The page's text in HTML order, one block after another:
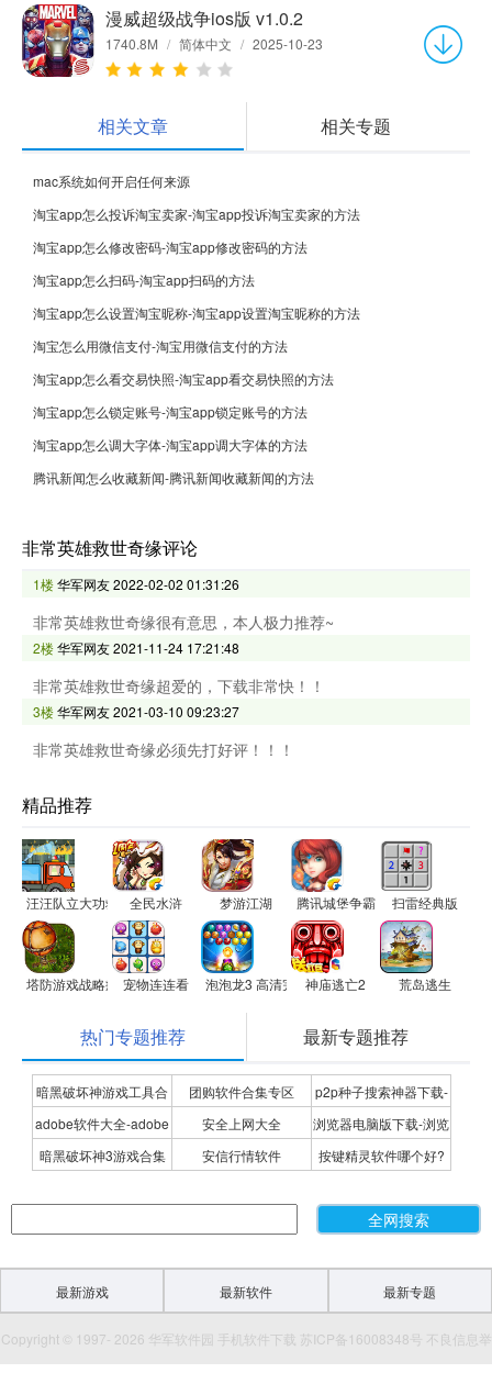
漫威超级战争ios版 v1.0.2
1740.8M / 简体中文 / 2025-10-23
相关文章 相关专题
mac系统如何开启任何来源
淘宝app怎么投诉淘宝卖家-淘宝app投诉淘宝卖家的方法
淘宝app怎么修改密码-淘宝app修改密码的方法
淘宝app怎么扫码-淘宝app扫码的方法
淘宝app怎么设置淘宝昵称-淘宝app设置淘宝昵称的方法
淘宝怎么用微信支付-淘宝用微信支付的方法
淘宝app怎么看交易快照-淘宝app看交易快照的方法
淘宝app怎么锁定账号-淘宝app锁定账号的方法
淘宝app怎么调大字体-淘宝app调大字体的方法
腾讯新闻怎么收藏新闻-腾讯新闻收藏新闻的方法
非常英雄救世奇缘评论
1楼华军网友2022-02-02 01:31:26
非常英雄救世奇缘很有意思，本人极力推荐~
2楼华军网友2021-11-24 17:21:48
非常英雄救世奇缘超爱的，下载非常快！！
3楼华军网友2021-03-10 09:23:27
非常英雄救世奇缘必须先打好评！！！
精品推荐
汪汪队立大功救火救援小游戏
全民水浒 梦游江湖 腾讯城堡争霸 扫雷经典版
塔防游戏战略疯狂网游宠物连连看 泡泡龙3 高清完美版神庙逃亡2 荒岛逃生
热门专题推荐 最新专题推荐
暗黑破坏神游戏工具合
集
团购软件合集专区
p2p种子搜索神器下载-
P2P种子搜索神器专题
adobe软件大全-adobe
全系列软件下载-adobe
安全上网大全
浏览器电脑版下载-浏览
器下载合集
暗黑破坏神3游戏合集 安信行情软件
按键精灵软件哪个好?
最新游戏 最新软件 最新专题
Copyright © 1997- 2026 华军软件园 手机软件下载 苏ICP备16008348号 不良信息举